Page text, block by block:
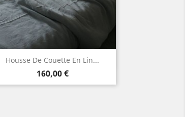
Housse De Couette En Lin...
Prix
160,00 €
Aperçu rapide
BlancLin
naturel
Gris
clairmoyen